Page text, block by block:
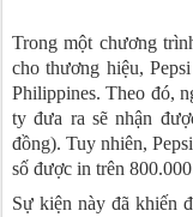
Trong một chương
cho thương hiệu,
Philippines. Theo đó,
ty đưa ra sẽ nhận
đồng). Tuy nhiên,
số được in trên
Sự kiện này đã khiến